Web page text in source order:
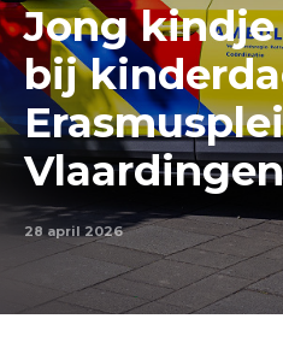
Jong
bij
Vlaardingen
28 april 2026